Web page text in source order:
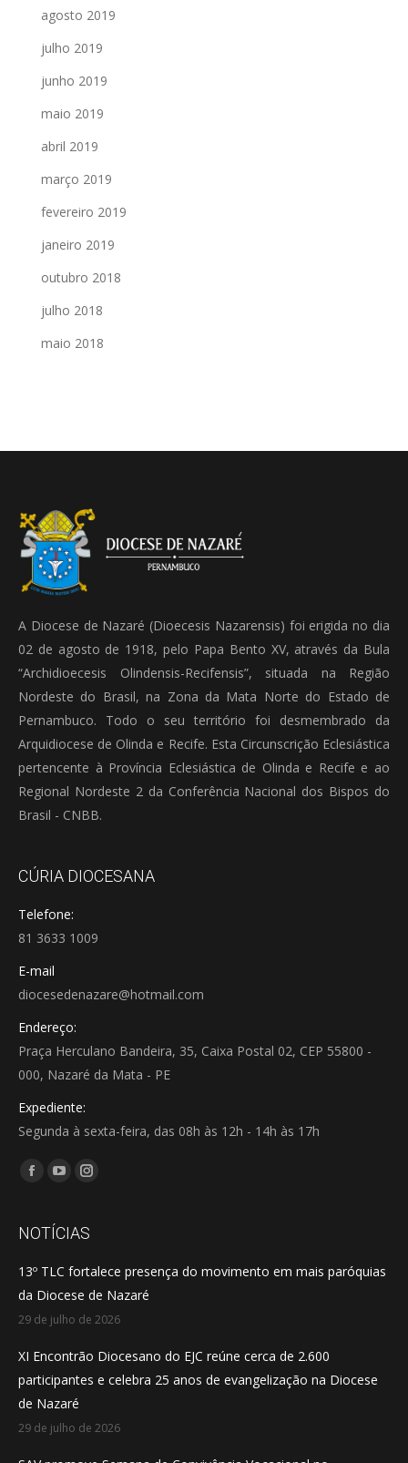
agosto 2019
julho 2019
junho 2019
maio 2019
abril 2019
março 2019
fevereiro 2019
janeiro 2019
outubro 2018
julho 2018
maio 2018
A Diocese de Nazaré (Dioecesis Nazarensis) foi erigida no dia
02 de agosto de 1918, pelo Papa Bento XV, através da Bula
“Archidioecesis Olindensis-Recifensis”, situada na Região
Nordeste do Brasil, na Zona da Mata Norte do Estado de
Pernambuco. Todo o seu território foi desmembrado da
Arquidiocese de Olinda e Recife. Esta Circunscrição Eclesiástica
pertencente à Província Eclesiástica de Olinda e Recife e ao
Regional Nordeste 2 da Conferência Nacional dos Bispos do
Brasil - CNBB.
CÚRIA DIOCESANA
Telefone:
81 3633 1009
E-mail
diocesedenazare@hotmail.com
Endereço:
Praça Herculano Bandeira, 35, Caixa Postal 02, CEP 55800 -
000, Nazaré da Mata - PE
Expediente:
Segunda à sexta-feira, das 08h às 12h - 14h às 17h
Encontre-nos em:
Facebook
opens
new
window
YouTube
opens
new
window
Instagram
opens
new
window
NOTÍCIAS
13º TLC fortalece presença do movimento em mais paróquias
da Diocese de Nazaré
29 de julho de 2026
XI Encontrão Diocesano do EJC reúne cerca de 2.600
participantes e celebra 25 anos de evangelização na Diocese
de Nazaré
29 de julho de 2026